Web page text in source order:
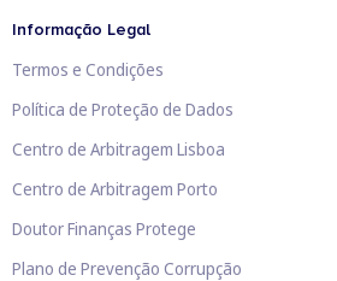
Informação Legal
Termos e Condições
Política de Proteção de Dados
Centro de Arbitragem Lisboa
Centro de Arbitragem Porto
Doutor Finanças Protege
Plano de Prevenção Corrupção